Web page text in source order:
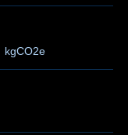
kgCO2e